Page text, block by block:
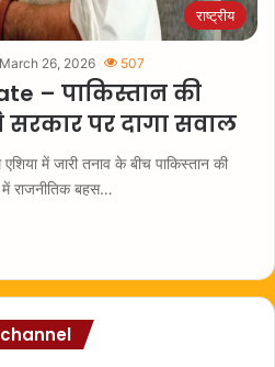
राष्ट्रीय
March 26, 2026 507
– पाकिस्तान की
पर दागा सवाल
में जारी तनाव के बीच पाकिस्तान की
राजनीतिक बहस…